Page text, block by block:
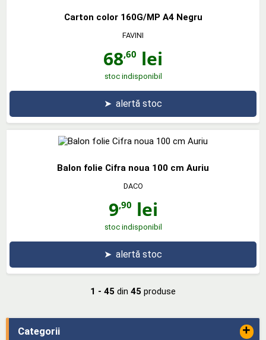
Categorii +
Carton color 160G/MP A4 Negru
FAVINI
68,60 lei
stoc indisponibil
➤ alertă stoc
Balon folie Cifra noua 100 cm Auriu
DACO
9,90 lei
stoc indisponibil
➤ alertă stoc
1 - 45 din 45 produse